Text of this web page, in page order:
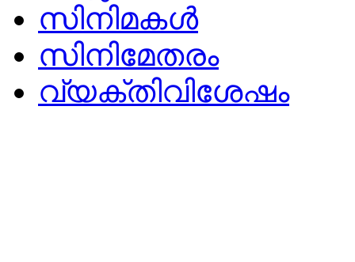
സിനിമകള്‍
സിനിമേതരം
വ്യക്തിവിശേഷം